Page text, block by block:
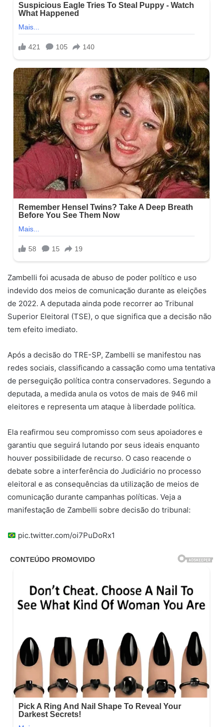
Zambelli foi acusada de abuso de poder político e uso
indevido dos meios de comunicação durante as eleições
de 2022. A deputada ainda pode recorrer ao Tribunal
Superior Eleitoral (TSE), o que significa que a decisão não
tem efeito imediato.
Após a decisão do TRE-SP, Zambelli se manifestou nas
redes sociais, classificando a cassação como uma tentativa
de perseguição política contra conservadores. Segundo a
deputada, a medida anula os votos de mais de 946 mil
eleitores e representa um ataque à liberdade política.
Ela reafirmou seu compromisso com seus apoiadores e
garantiu que seguirá lutando por seus ideais enquanto
houver possibilidade de recurso. O caso reacende o
debate sobre a interferência do Judiciário no processo
eleitoral e as consequências da utilização de meios de
comunicação durante campanhas políticas. Veja a
manifestação de Zambelli sobre decisão do tribunal:
pic.twitter.com/oi7PuDoRx1